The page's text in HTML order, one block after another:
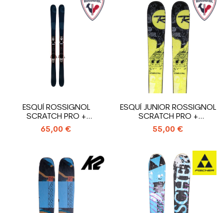
ESQUÍ ROSSIGNOL
SCRATCH PRO +
FIJACIONES
65,00 €
ESQUÍ JUNIOR ROSSIGNOL
SCRATCH PRO +
FIJACIONES
55,00 €